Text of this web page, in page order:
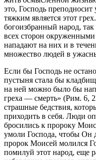
это, Господь
тяжким является этот
богоизбранный народ,
всех сторон
нападают на них и в
множество людей в
Если бы Господь не
пустыня стала бы
на ней можно было бы
греха — смерть» (Рим. 6,
страшные бедствия,
приходить в себя. Люди
бросились к пророку
умоли Господа, чтобы Он
пророк Моисей молился
помилуй этот народ, еще